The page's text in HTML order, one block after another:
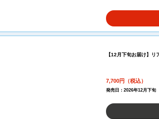
【12月下旬お届け】
7,700円（税込）
発売日：2026年12月下旬